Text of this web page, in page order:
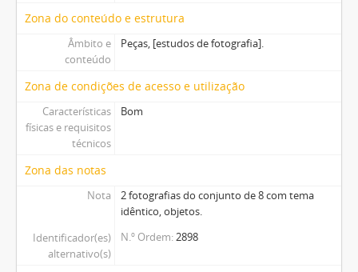
Zona do conteúdo e estrutura
Âmbito e
conteúdo
Peças, [estudos de fotografia].
Zona de condições de acesso e utilização
Características
físicas e requisitos
técnicos
Bom
Zona das notas
Nota
2 fotografias do conjunto de 8 com tema
idêntico, objetos.
Identificador(es)
alternativo(s)
N.º Ordem 2898